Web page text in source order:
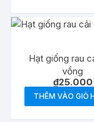
Hạt giống rau
vồng
₫25.000
THÊM VÀO GIỎ